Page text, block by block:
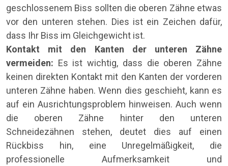
geschlossenem Biss sollten die oberen Zähne etwas
vor den unteren stehen. Dies ist ein Zeichen dafür,
dass Ihr Biss im Gleichgewicht ist.
Kontakt mit den Kanten der unteren Zähne
vermeiden: Es ist wichtig, dass die oberen Zähne
keinen direkten Kontakt mit den Kanten der vorderen
unteren Zähne haben. Wenn dies geschieht, kann es
auf ein Ausrichtungsproblem hinweisen. Auch wenn
die oberen Zähne hinter den unteren
Schneidezähnen stehen, deutet dies auf einen
Rückbiss hin, eine Unregelmäßigkeit, die
professionelle Aufmerksamkeit und